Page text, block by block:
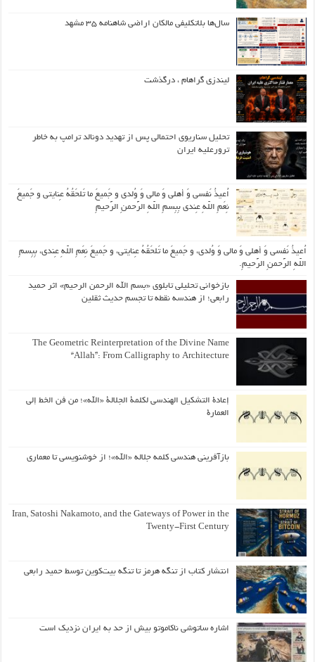
سال‌ها بلاتکلیفی مالکان اراضی شاهنامه ۳۵ مشهد
لیندزی گراهام ، درگذشت
تحلیل سناریوی احتمالی پس از تهدید دونالد ترامپ به خاطر
ترورعلیه ایران
اُعیذُ نَفسی وَ أهلی وَ مالی وَ وُلدی و جَمیعَ ما تَلحَقُهُ عِنایتی و جَمیعَ
نِعَمِ اللّهِ عِندی بِبِسمِ اللّهِ الرَّحمنِ الرَّحیمِ
اُعیذُ نَفسی وَ أهلی وَ مالی وَ وُلدی، و جَمیعَ ما تَلحَقُهُ عِنایتی، و جَمیعَ نِعَمِ اللّهِ عِندی، بِبِسمِ
اللّهِ الرَّحمنِ الرَّحیمِ.
بازخوانی تحلیلی تابلوی «بسم الله الرحمن الرحیم» اثر حمید
رابعی؛ از هندسه نقطه تا تجسم حدیث ثقلین
The Geometric Reinterpretation of the Divine Name
“Allah”: From Calligraphy to Architecture
إعادة التشكيل الهندسي لكلمة الجلالة «الله»؛ من فن الخط إلى
العمارة
بازآفرینی هندسی کلمه جلاله «الله»؛ از خوشنویسی تا معماری
Iran, Satoshi Nakamoto, and the Gateways of Power in the
Twenty-First Century
انتشار کتاب از تنگه هرمز تا تنگه بیت‌کوین توسط حمید رابعی
اشاره ساتوشی ناکاموتو بیش از حد به ایران نزدیک است